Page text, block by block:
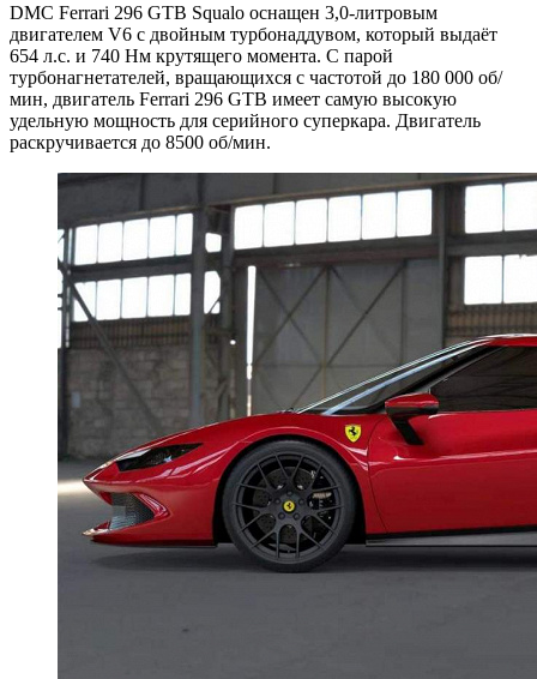
DMC Ferrari 296 GTB Squalo оснащен 3,0-литровым
двигателем V6 с двойным турбонаддувом, который выдаёт
654 л.с. и 740 Нм крутящего момента. С парой
турбонагнетателей, вращающихся с частотой до 180 000 об/
мин, двигатель Ferrari 296 GTB имеет самую высокую
удельную мощность для серийного суперкара. Двигатель
раскручивается до 8500 об/мин.